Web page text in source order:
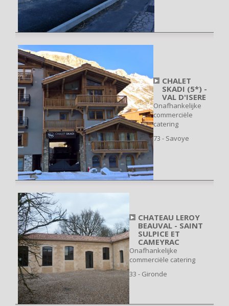
CHALET
SKADI (5*) -
VAL D'ISERE
Onafhankelijke
commerciële
catering
73 - Savoye
CHATEAU LEROY
BEAUVAL - SAINT
SULPICE ET
CAMEYRAC
Onafhankelijke
commerciële catering
33 - Gironde